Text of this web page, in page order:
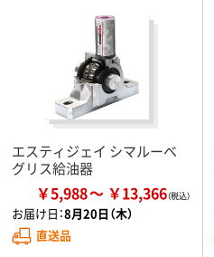
エスティジェイ シマルーベ
グリス給油器
￥5,988 ￥13,366
お届け日：8月20日（木）
直送品